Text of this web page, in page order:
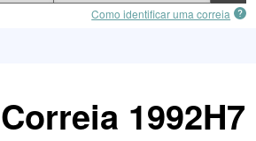
Como identificar uma correia
Correia 1992H7